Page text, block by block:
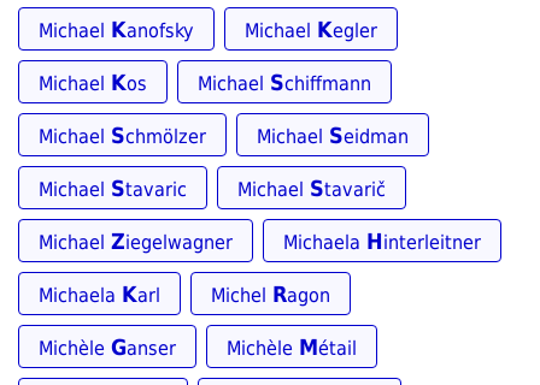
Michael Kanofsky Michael Kegler
Michael Kos Michael Schiffmann
Michael Schmölzer Michael Seidman
Michael Stavaric Michael Stavarič
Michael Ziegelwagner Michaela Hinterleitner
Michaela Karl Michel Ragon
Michèle Ganser Michèle Métail